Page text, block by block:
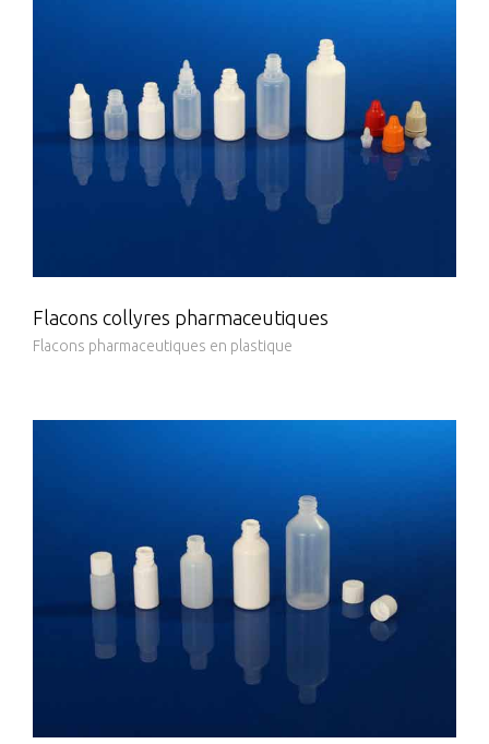
Flacons collyres pharmaceutiques
Flacons pharmaceutiques en plastique